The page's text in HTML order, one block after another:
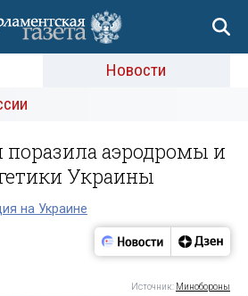
Новости
аэродромы и
Украины
на Украине
Источник: Минобороны